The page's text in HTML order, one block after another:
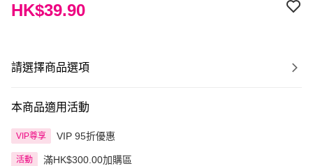
HK$39.90
請選擇商品選項
本商品適用活動
VIP尊享 VIP 95折優惠
活動 滿HK$300.00加購區